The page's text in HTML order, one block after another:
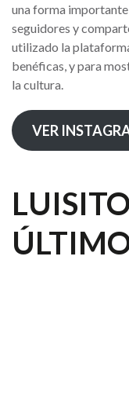
una forma
seguidores y
utilizado la
benéficas, y para
la cultura.
VER